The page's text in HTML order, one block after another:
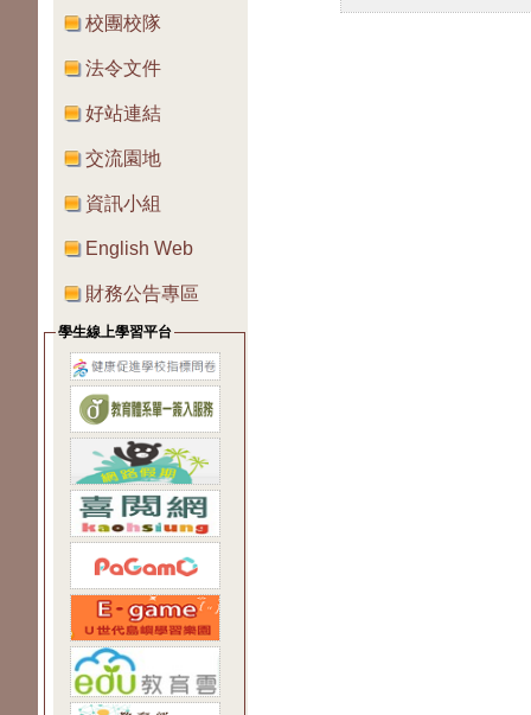
校團校隊
法令文件
好站連結
交流園地
資訊小組
English Web
財務公告專區
學生線上學習平台